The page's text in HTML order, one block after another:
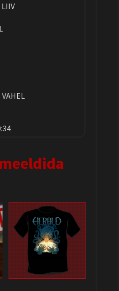
LIIV
VAHEL